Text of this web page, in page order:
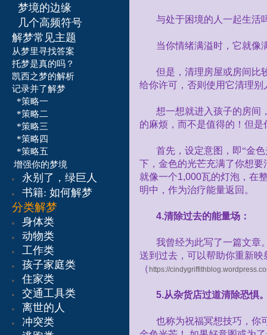
梦境的边缘
几个高频符号
解梦常见主题
从梦里寻找答案
托梦是真的吗？
凯西之梦的解析
记录并了解梦
*策略一
*策略二
*策略三
*策略四
*策略五
增强你的梦境
永别了，绿巨人
书籍: 如何解梦
分类解梦
身体类
动物类
工作类
孩子家庭类
住家类
交通工具类
离世的人
冲突类
与处于困境的人一起生活
当你情绪满溢时，它就像
但是，清理房屋或房间比
给你许可，否则使用它清理
想一想就进入孩子的房间
的麻烦，而不是值得的！但
首先，设定意图，即“金
下，金色的光芒充满了你想要
就像一个1,000瓦的灯泡，在
明中，作为治疗能量返回。
4.清除过去的能量场：
我曾经为此写了一篇文章
送到过去，可以帮助你重新
（ https://
5.从杂货店过道清除恐惧
也称为祝福冥想技巧，你